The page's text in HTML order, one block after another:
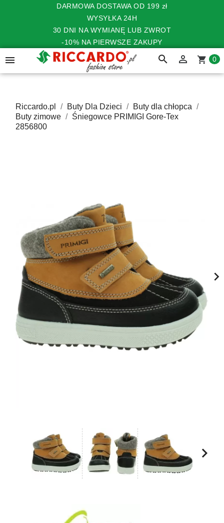
DARMOWA DOSTAWA OD 199 zł
WYSYŁKA 24H
30 DNI NA WYMIANĘ LUB ZWROT
-10% NA PIERWSZE ZAKUPY
 search  shopping_cart 0
Riccardo.pl Buty Dla Dzieci
Buty dla chłopca
Buty zimowe
Śniegowce PRIMIGI Gore-Tex
2856800
